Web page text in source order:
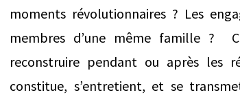
moments révolutionnaires ? Les
membres d’une même famille ?
reconstruire pendant ou après les
constitue, s’entretient, et se